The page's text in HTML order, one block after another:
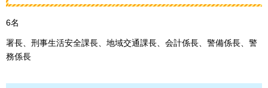
6名
署長、刑事生活安全課長、地域交通課長、会計係長、警備係長、警
務係長